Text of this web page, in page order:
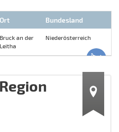
Ort Bundesland
Bruck an der
Leitha
Niederösterreich